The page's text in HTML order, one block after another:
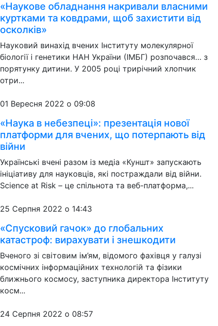
«Наукове обладнання накривали власними
куртками та ковдрами, щоб захистити від
осколків»
Науковий винахід вчених Інституту молекулярної
біології і генетики НАН України (ІМБГ) розпочався… з
порятунку дитини. У 2005 році трирічний хлопчик
отри...
01 Вересня 2022 о 09:08
«Наука в небезпеці»: презентація нової
платформи для вчених, що потерпають від
війни
Українські вчені разом із медіа «Куншт» запускають
ініціативу для науковців, які постраждали від війни.
Science at Risk – це спільнота та веб-платформа,...
25 Серпня 2022 о 14:43
«Спусковий гачок» до глобальних
катастроф: вирахувати і знешкодити
Вченого зі світовим ім’ям, відомого фахівця у галузі
космічних інформаційних технологій та фізики
ближнього космосу, заступника директора Інституту
косм...
24 Серпня 2022 о 08:57